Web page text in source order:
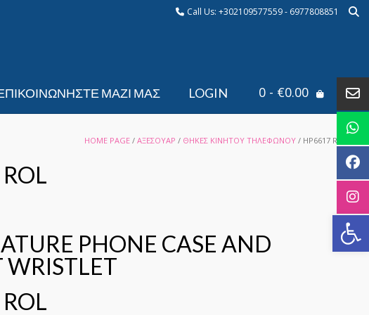
Call Us: +302109577559 - 6977808851
ΜΑΖΊ ΜΑΣ LOGIN 0 - €0.00
HOME PAGE / ΑΞΕΣΟΥΑΡ / ΘΗΚΕΣ KINHTOY ΤΗΛΕΦΩΝΟΥ / HP6617 ROL
PHONE CASE AND
WRISTLET